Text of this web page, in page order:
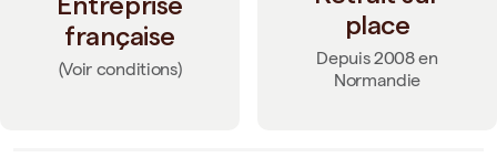
française
(Voir conditions)
place
Depuis 2008 en
Normandie